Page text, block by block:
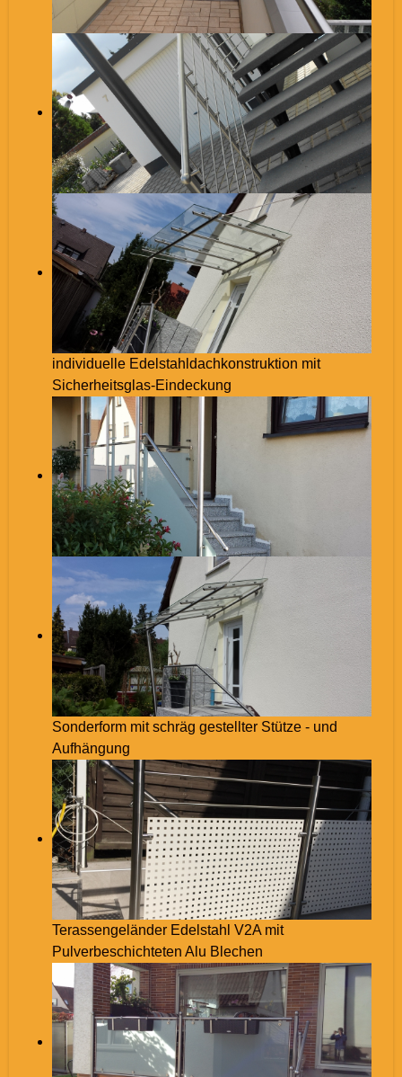
individuelle Edelstahldachkonstruktion mit
Sicherheitsglas-Eindeckung
Sonderform mit schräg gestellter Stütze - und
Aufhängung
Terassengeländer Edelstahl V2A mit
Pulverbeschichteten Alu Blechen